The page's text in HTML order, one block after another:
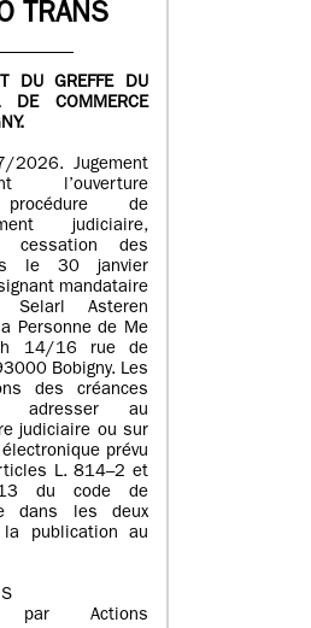
TRANS
DU GREFFE DU
DE COMMERCE
2026. Jugement
l’ouverture
de
judiciaire,
cessation des
le 30 janvier
mandataire
Selarl Asteren
Personne de Me
14/16 rue de
Bobigny. Les
des créances
adresser au
judiciaire ou sur
prévu
L. 814–2 et
du code de
dans les deux
publication au
par Actions